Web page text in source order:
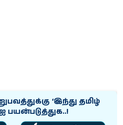
‘இந்து தமிழ்
பயன்படுத்துக..!